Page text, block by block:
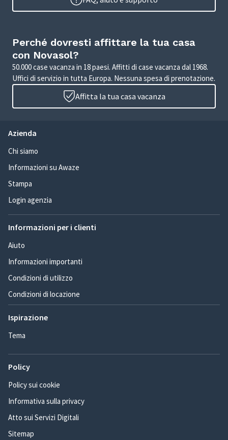
Perché dovresti affittare la tua casa
con Novasol?
50.000 case vacanza in 18 paesi. Affitti di case vacanza dal 1968.
Uffici di servizio in tutta Europa. Nessuna spesa di prenotazione.
Affitta la tua casa vacanza
Azienda
Chi siamo
Informazioni su Awaze
Stampa
Login agenzia
Informazioni per i clienti
Aiuto
Informazioni importanti
Condizioni di utilizzo
Condizioni di locazione
Ispirazione
Tema
Policy
Policy sui cookie
Informativa sulla privacy
Atto sui Servizi Digitali
Sitemap